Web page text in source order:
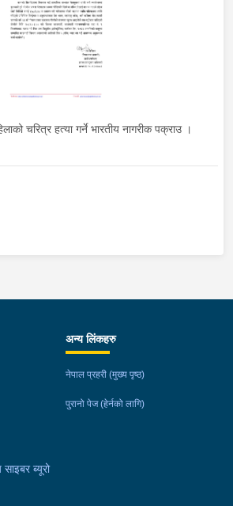
चरित्र हत्या गर्ने भारतीय नागरीक पक्राउ ।
अन्य लिंकहरु
नेपाल प्रहरी (मुख्य पृष्ठ)
पुरानो पेज (हेर्नको लागि)
साइबर ब्यूरो